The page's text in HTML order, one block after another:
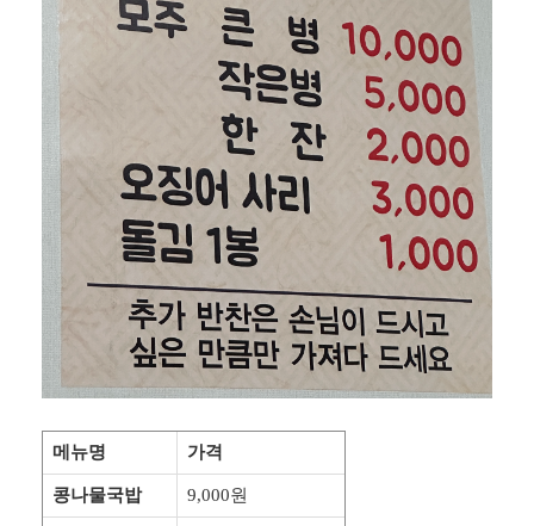
메뉴명 가격
콩나물국밥 9,000원